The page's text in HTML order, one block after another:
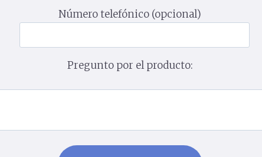
Número telefónico (opcional)
Pregunto por el producto: